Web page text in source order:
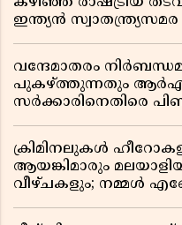
ഇന്ത്യൻ
വന്ദേമാതരം
പുകഴ്ത്തുന്നതും
സർക്കാരിനെതിരെ
ക്രിമിനലുകൾ
ആയങ്കിമാരും
വീഴ്ചകളും; നമ്മൾ